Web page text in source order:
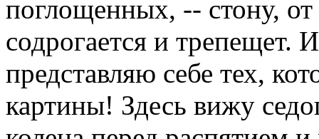
поглощенных, -- стону, от
содрогается и трепещет.
представляю себе тех,
картины! Здесь вижу